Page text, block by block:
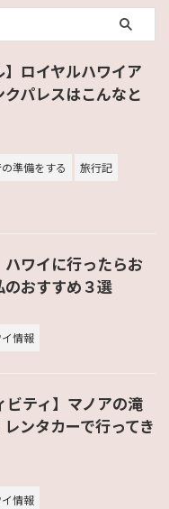
】ロイヤルハワイア
パレスはこんなと
準備をする
旅行記
ハワイに行ったらお
おすすめ３選
情報
ビティ】マノアの滝
ンタカーで行ってき
情報